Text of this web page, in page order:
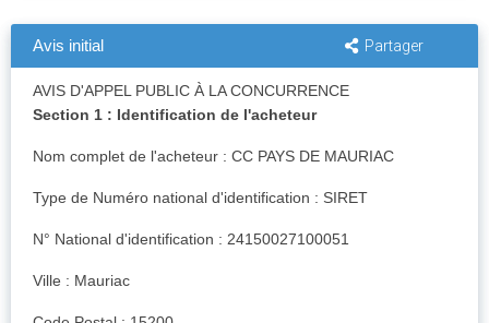
Avis initial Partager
AVIS D'APPEL PUBLIC À LA CONCURRENCE
Section 1 : Identification de l'acheteur
Nom complet de l'acheteur : CC PAYS DE MAURIAC
Type de Numéro national d'identification : SIRET
N° National d'identification : 24150027100051
Ville : Mauriac